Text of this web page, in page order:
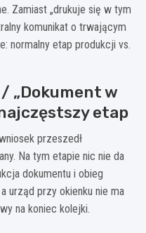
Zamiast „drukuje się w tym
komunikat o trwającym
normalny etap produkcji vs.
„Dokument w
etap
przeszedł
Na tym etapie nic nie da
dokumentu i obieg
urząd przy okienku nie ma
na koniec kolejki.